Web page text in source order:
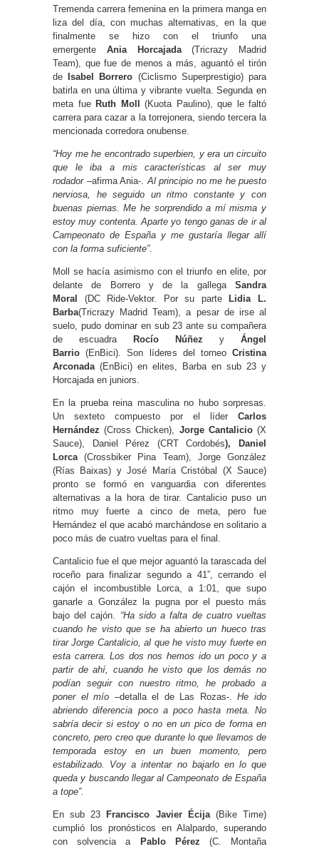
Tremenda carrera femenina en la primera manga en
liza del día, con muchas alternativas, en la que
finalmente se hizo con el triunfo una
emergente Ania Horcajada(Tricrazy Madrid
Team), que fue de menos a más, aguantó el tirón
de
Isabel Borrero (Ciclismo Superprestigio) para
batirla en una última y vibrante vuelta. Segunda en
meta fue Ruth Moll
(Kuota Paulino), que le faltó
carrera para cazar a la torrejonera, siendo tercera la
mencionada corredora onubense.
“Hoy me he encontrado superbien, y era un circuito
que le iba a mis características al ser muy
rodador–afirma Ania-.Al principio no me he puesto
nerviosa, he seguido un ritmo constante y con
buenas piernas. Me he sorprendido a mí misma y
estoy muy contenta. Aparte yo tengo ganas de ir al
Campeonato de España y me gustaría llegar allí
con la forma suficiente”.
Moll se hacía asimismo con el triunfo en elite, por
delante de Borrero y de la gallega Sandra
Moral
(DC Ride-Vektor. Por su parte
Lidia L.
Barba(Tricrazy Madrid Team), a pesar de irse al
suelo, pudo dominar en sub 23 ante su compañera
de escuadra
Rocío Núñez y Ángel
Barrio (EnBici). Son líderes del torneo Cristina
Arconada(EnBici) en elites, Barba en sub 23 y
Horcajada en juniors.
En la prueba reina masculina no hubo sorpresas.
Un sexteto compuesto por el líder Carlos
Hernández (Cross Chicken), Jorge Cantalicio(X
Sauce), Daniel Pérez (CRT Cordobés), Daniel
Lorca(Crossbiker Pina Team), Jorge González
(Rías Baixas) y José María Cristóbal (X Sauce)
pronto se formó en vanguardia con diferentes
alternativas a la hora de tirar. Cantalicio puso un
ritmo muy fuerte a cinco de meta, pero fue
Hernández el que acabó marchándose en solitario a
poco más de cuatro vueltas para el final.
Cantalicio fue el que mejor aguantó la tarascada del
roceño para finalizar segundo a 41”, cerrando el
cajón el incombustible Lorca, a 1:01, que supo
ganarle a González la pugna por el puesto más
bajo del cajón. “Ha sido a falta de cuatro vueltas
cuando he visto que se ha abierto un hueco tras
tirar Jorge Cantalicio, al que he visto muy fuerte en
esta carrera. Los dos nos hemos ido un poco y a
partir de ahí, cuando he visto que los demás no
podían seguir con nuestro ritmo, he probado a
poner el mío –detalla el de Las Rozas-. He ido
abriendo diferencia poco a poco hasta meta. No
sabría decir si estoy o no en un pico de forma en
concreto, pero creo que durante lo que llevamos de
temporada estoy en un buen momento, pero
estabilizado. Voy a intentar no bajarlo en lo que
queda y buscando llegar al Campeonato de España
a tope”.
En sub 23 Francisco Javier Écija(Bike Time)
cumplió los pronósticos en Alalpardo, superando
con solvencia a
Pablo Pérez (C. Montaña